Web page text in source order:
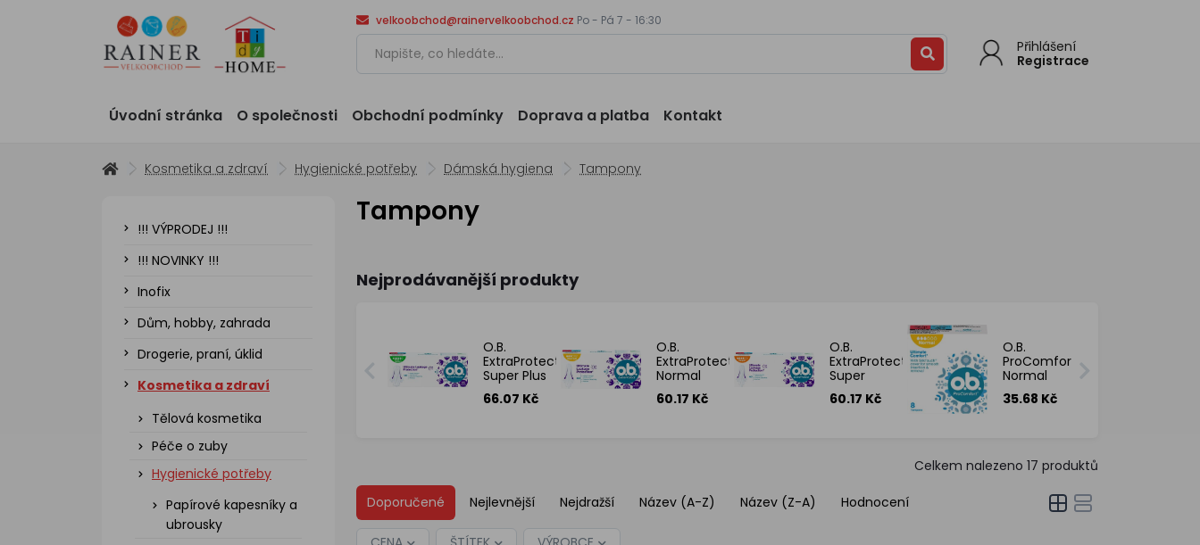
velkoobchod@rainervelkoobchod.cz Po - Pá 7 - 16:30
Přihlášení
Registrace
Úvodní stránka O společnosti Obchodní podmínky Doprava a platba Kontakt
Kosmetika a zdraví Hygienické potřeby Dámská hygiena Tampony
!!! VÝPRODEJ !!!
!!! NOVINKY !!!
Inofix
Dům, hobby, zahrada
Drogerie, praní, úklid
Kosmetika a zdraví
Tělová kosmetika
Péče o zuby
Hygienické potřeby
Papírové kapesníky a
ubrousky
Tampony
Nejprodávanější produkty
O.B.
ExtraProtect
Super Plus
tampony, 16
ks
66.07 Kč
O.B.
ExtraProtect
Normal
tampony, 16
ks
60.17 Kč
O.B.
ExtraProtect
Super
tampony, 16
ks
60.17 Kč
O.B.
ProComfort
Normal
tampony, 8
ks
35.68 Kč
Celkem nalezeno 17 produktů
Doporučené Nejlevnější Nejdražší Název (A-Z) Název (Z-A) Hodnocení